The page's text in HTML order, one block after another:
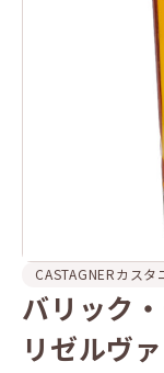
CASTAGNERカスタ
バリック
リゼルヴァ